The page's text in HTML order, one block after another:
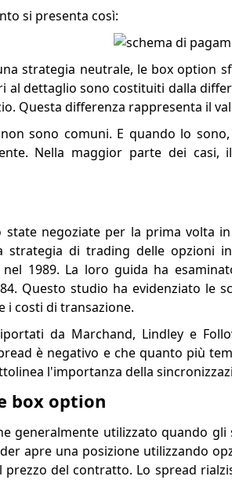
si presenta così:
strategia neutrale, le box option
al dettaglio sono costituiti dalla
Questa differenza rappresenta il
sono comuni. E quando lo
Nella maggior parte dei
negoziate per la prima volta
strategia di trading delle opzioni
1989. La loro guida ha
Questo studio ha evidenziato
i costi di transazione.
da Marchand, Lindley e
è negativo e che quanto più
l'importanza della
box option
generalmente utilizzato quando
apre una posizione utilizzando
del contratto. Lo spread